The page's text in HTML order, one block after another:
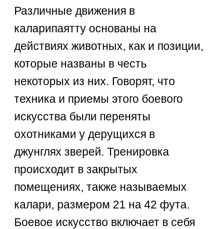
Различные движения в
каларипаятту основаны на
действиях животных, как и позиции,
которые названы в честь
некоторых из них. Говорят, что
техника и приемы этого боевого
искусства были переняты
охотниками у дерущихся в
джунглях зверей. Тренировка
происходит в закрытых
помещениях, также называемых
калари, размером 21 на 42 фута.
Боевое искусство включает в себя